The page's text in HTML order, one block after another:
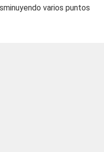
varios puntos